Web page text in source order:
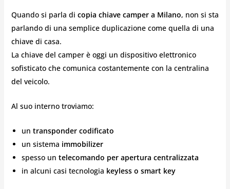
Quando si parla di copia chiave camper a Milano, non si sta
parlando di una semplice duplicazione come quella di una
chiave di casa.
La chiave del camper è oggi un dispositivo elettronico
sofisticato che comunica costantemente con la centralina
del veicolo.
Al suo interno troviamo:
un transponder codificato
un sistema immobilizer
spesso un telecomando per apertura centralizzata
in alcuni casi tecnologia keyless o smart key